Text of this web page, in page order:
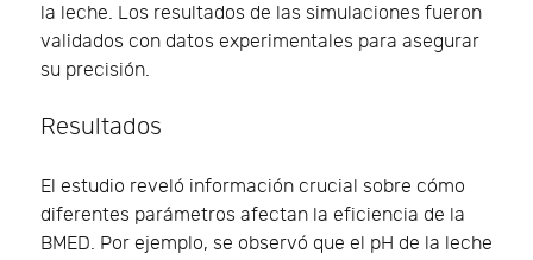
la leche. Los resultados de las simulaciones fueron
validados con datos experimentales para asegurar
su precisión.
Resultados
El estudio reveló información crucial sobre cómo
diferentes parámetros afectan la eficiencia de la
BMED. Por ejemplo, se observó que el pH de la leche